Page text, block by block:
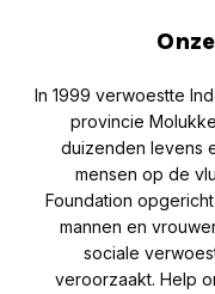
In 1999 verwoestte
provincie
duizenden levens
mensen op de
Foundation
mannen en
sociale
veroorzaakt. Help